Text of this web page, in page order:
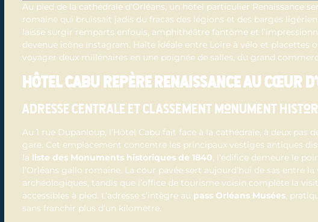
Au pied de la cathédrale d’Orléans, un hôtel particulier Renaissance
romaine qui bruissait jadis du fracas des légions et des barges
laisse surgir remparts enfouis, amphithéâtre fantôme et
devenue icône Instagram. Halte idéale entre Loire à vélo et placettes
voyager deux millénaires en une poignée de salles, du grand
Hôtel Cabu repère Renaissance au cœur
Adresse centrale et classement monument
Au 1 rue Dupanloup, l’Hôtel Cabu fait face à la cathédrale, à deux pas
gare. Cet emplacement concentre les principaux vestiges antiques
la liste des Monuments historiques de 1840, l’édifice demeure le
l’Orléans gallo romaine. La cour pavée sert aujourd’hui de sas entre
archéologiques, tandis que l’office de tourisme voisin complète la
accessibles à pied. L’adresse s’intègre au pass Orléans Musées,
sans franchir plus d’un kilomètre.